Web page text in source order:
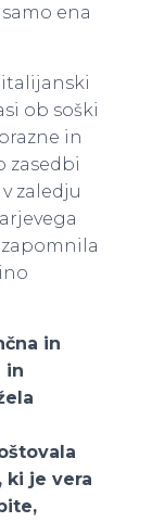
ena
ob soški
in
zasedbi
zaledju
in
in
ki je vera